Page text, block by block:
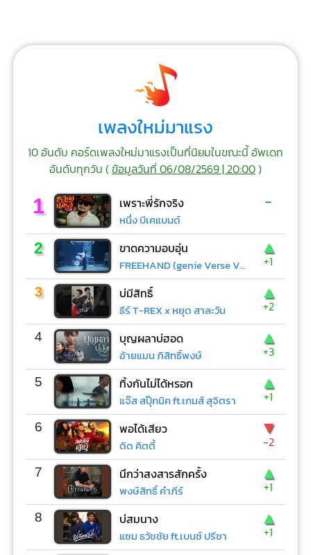
เพลงใหม่มาแรง
10 อันดับ คอร์ดเพลงใหม่มาแรงเป็นที่นิยมในขณะนี้ อัพเดท
อันดับทุกวัน (ข้อมูลวันที่ 06/08/2569 | 20:00)
1 เพราะพี่รักจริง
หนึ่ง บีเคแบนด์
-
2 ขาดความอบอุ่น
FREEHAND (genie Verse Vol.1)
▲
+1
3 บ่มีสิทธิ์
ธีร์ T-REX x หยุด สาละวัน
▲
+2
4 บุญผลาบ่ฮอด
อ้ายแมน ภิสิทธิ์พงษ์
▲
+3
5 ทิ้งกันไม่ได้หรอก
แจ๊ส สปุ๊กนิค ft.เกมส์ สุจิตรา
▲
+1
6 พอได้เสียว
ดิด คิตตี้
▼
-2
7 นึกว่าสงสารสักครั้ง
พงษ์สิทธิ์ คำภีร์
▲
+1
8 บ่สมนาง
แซม ธวัชชัย ft.เบนซ์ ปรีชา
▲
+1